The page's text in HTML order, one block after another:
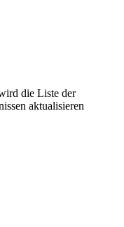
die Liste der
aktualisieren